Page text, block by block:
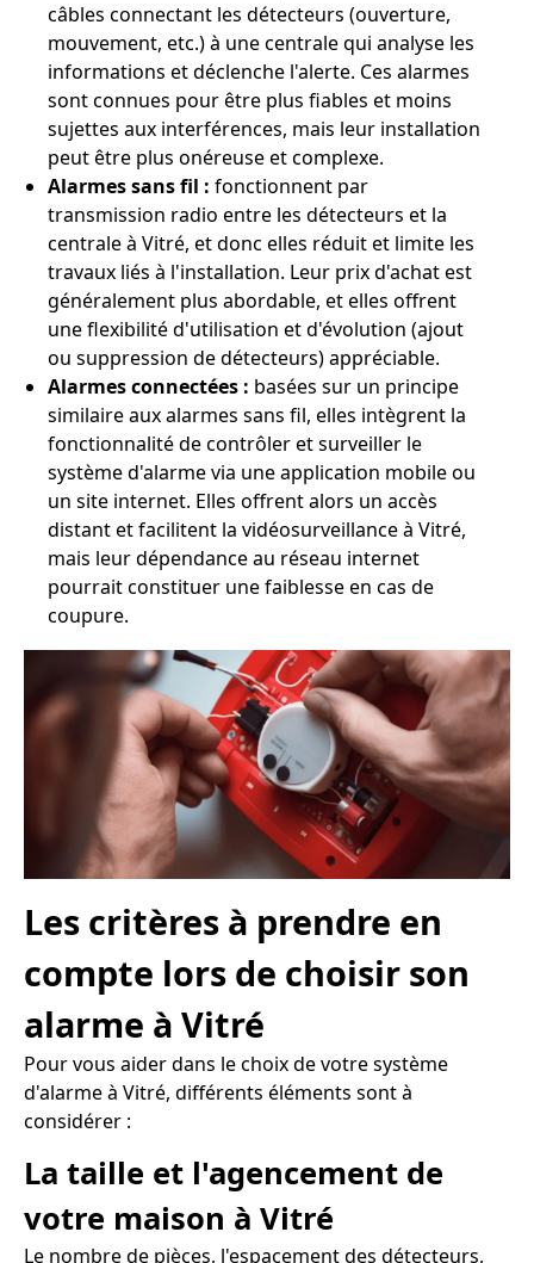
câbles connectant les détecteurs (ouverture,
mouvement, etc.) à une centrale qui analyse les
informations et déclenche l'alerte. Ces alarmes
sont connues pour être plus fiables et moins
sujettes aux interférences, mais leur installation
peut être plus onéreuse et complexe.
Alarmes sans fil : fonctionnent par
transmission radio entre les détecteurs et la
centrale à Vitré, et donc elles réduit et limite les
travaux liés à l'installation. Leur prix d'achat est
généralement plus abordable, et elles offrent
une flexibilité d'utilisation et d'évolution (ajout
ou suppression de détecteurs) appréciable.
Alarmes connectées : basées sur un principe
similaire aux alarmes sans fil, elles intègrent la
fonctionnalité de contrôler et surveiller le
système d'alarme via une application mobile ou
un site internet. Elles offrent alors un accès
distant et facilitent la vidéosurveillance à Vitré,
mais leur dépendance au réseau internet
pourrait constituer une faiblesse en cas de
coupure.
Les critères à prendre en
compte lors de choisir son
alarme à Vitré
Pour vous aider dans le choix de votre système
d'alarme à Vitré, différents éléments sont à
considérer :
La taille et l'agencement de
votre maison à Vitré
Le nombre de pièces, l'espacement des détecteurs,